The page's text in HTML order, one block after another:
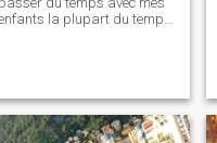
la plupart du temps
vie qui cherche à explorer